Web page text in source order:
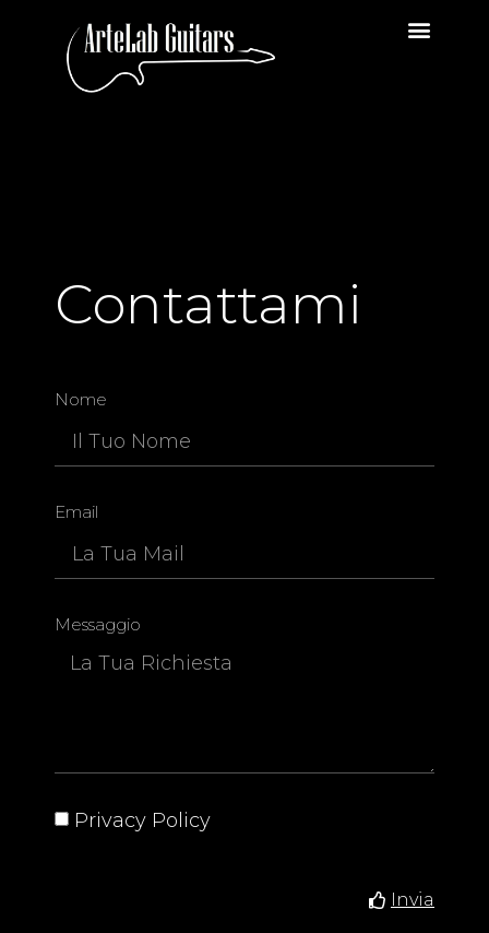
Contattami
Nome
Email
Messaggio
Privacy Policy
Invia